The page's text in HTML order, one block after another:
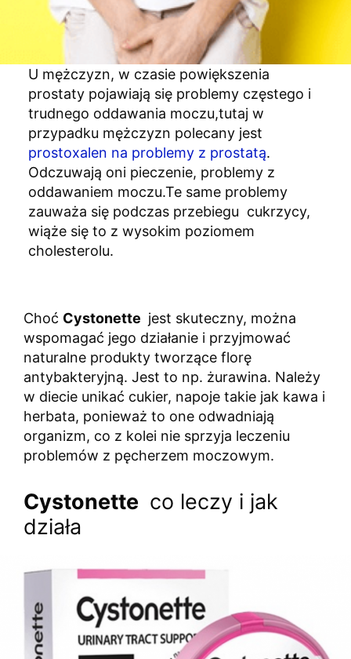
U mężczyzn, w czasie powiększenia
prostaty pojawiają się problemy częstego i
trudnego oddawania moczu,tutaj w
przypadku mężczyzn polecany jest
prostoxalen na problemy z prostatą.
Odczuwają oni pieczenie, problemy z
oddawaniem moczu.Te same problemy
zauważa się podczas przebiegu cukrzycy,
wiąże się to z wysokim poziomem
cholesterolu.
Choć Cystonette jest skuteczny, można
wspomagać jego działanie i przyjmować
naturalne produkty tworzące florę
antybakteryjną. Jest to np. żurawina. Należy
w diecie unikać cukier, napoje takie jak kawa i
herbata, ponieważ to one odwadniają
organizm, co z kolei nie sprzyja leczeniu
problemów z pęcherzem moczowym.
Cystonette co leczy i jak
działa